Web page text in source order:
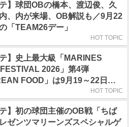
テ】球団OBの橋本、渡辺俊、久
、内が来場、OB解説も／9月22
「TEAM26デー」
HOT TOPIC
テ】史上最大級「MARINES
2026」第4弾
FOOD」は9月19～22日／
HOT TOPIC
テ】初の球団主催のOB戦「ちば
ゼンツマリーンズスペシャルゲ